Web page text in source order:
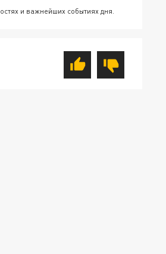
и важнейших событиях дня.